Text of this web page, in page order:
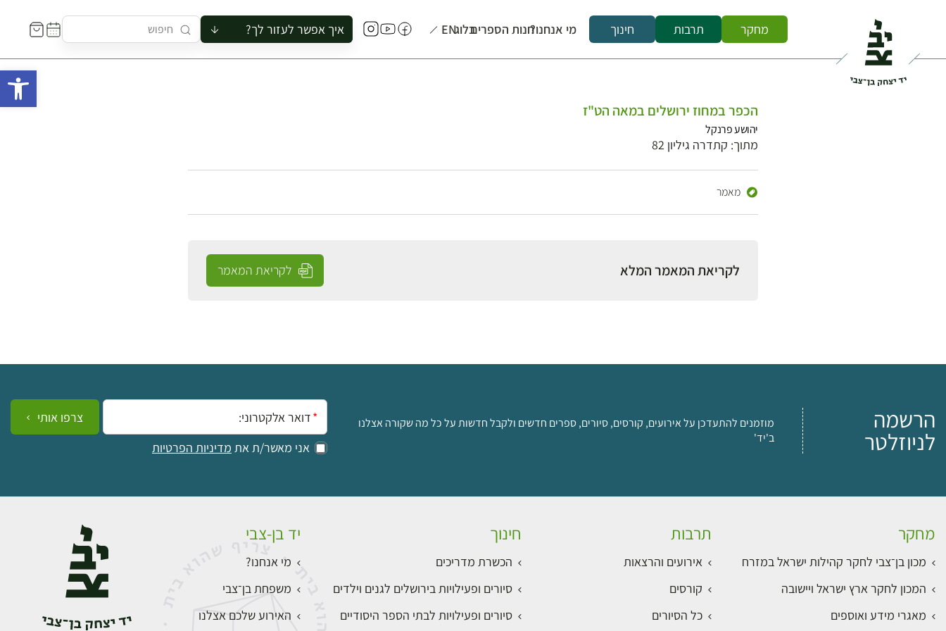
מחקר תרבות חינוך מי אנחנו?חנות הספריםבלוגEN איך אפשר לעזור לך?
להזמין סיור לקבוצה
הכפר במחוז ירושלים במאה הט"ז
יהושע פרנקל
מתוך: קתדרה גיליון 82
מאמר
לקריאת המאמר המלא לקריאת המאמר
הרשמה
לניוזלטר
מוזמנים להתעדכן על אירועים, קורסים, סיורים, ספרים חדשים ולקבל חדשות על כל מה שקורה אצלנו
ב'יד'
אימייל:
אני מאשר/ת את מדיניות הפרטיות
צרפו אותי
מחקר
מכון בן־צבי לחקר קהילות ישראל במזרח
המכון לחקר ארץ ישראל ויישובה
מאגרי מידע ואוספים
תרבות
אירועים והרצאות
קורסים
כל הסיורים
חינוך
הכשרת מדריכים
סיורים ופעילויות בירושלים לגנים וילדים
סיורים ופעילויות לבתי הספר היסודיים
יד בן-צבי
מי אנחנו?
משפחת בן־צבי
האירוע שלכם אצלנו